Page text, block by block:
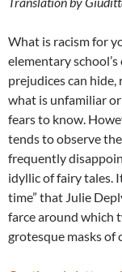
What is racism for
elementary
prejudices can
what is unfamiliar
fears to know.
tends to observe
frequently
idyllic of fairy tales.
time” that Julie
farce around which
grotesque masks of